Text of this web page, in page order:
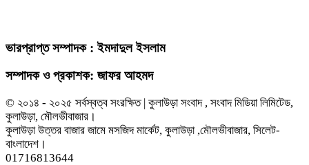
ভারপ্রাপ্ত সম্পাদক : ইমদাদুল ইসলাম
সম্পাদক ও প্রকাশক: জাফর আহমদ
© ২০১৪ - ২০২৫ সর্বস্বত্ব সংরক্ষিত | কুলাউড়া সংবাদ , সংবাদ মিডিয়া লিমিটেড,
কুলাউড়া, মৌলভীবাজার।
কুলাউড়া উত্তর বাজার জামে মসজিদ মার্কেট, কুলাউড়া ,মৌলভীবাজার, সিলেট-
বাংলাদেশ।
01716813644